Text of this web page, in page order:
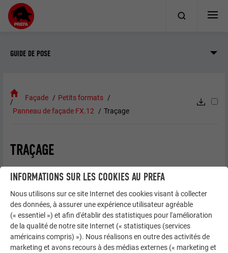
GUIDE DE POSE
Façade
Petits formats
Panneau de façade FX.12
Traçage
TRAÇAGE
INFORMATIONS SUR LES COOKIES AU PREFA
Nous utilisons sur ce site Internet des cookies visant à collecter
des données, à assurer une expérience utilisateur agréable
(« essentiel ») et afin d'établir des statistiques pour l'amélioration
de la qualité de notre site Internet (« statistiques (services
américains compris) »). Nous réalisons en outre des activités de
marketing et avons recours à des médias externes (« marketing et